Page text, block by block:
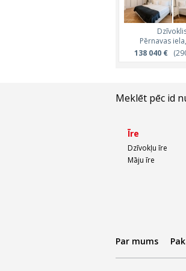
Pērnavas
138 040 €
Meklēt pēc id
Īre
Dzīvokļu īre
Māju īre
Par mums